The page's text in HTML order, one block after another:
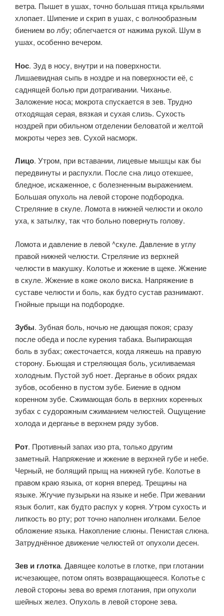
ветра. Пышет в ушах, точно большая пти­ца крыльями
хлопает. Шипение и скрип в ушах, с волнообразным
биением во лбу; облегчается от нажима рукой. Шум в
ушах, особен­но вечером.
Нос. Зуд в носу, внутри и на поверхности.
Лишаевидная сыпь в ноздре и на поверхности её, с
саднящей болью при дотрагивании. Чиханье.
Заложение носа; мокрота спускается в зев. Трудно
отходя­щая серая, вязкая и сухая слизь. Сухость
ноздрей при обильном от­делении беловатой и желтой
мокроты через зев. Сухой насморк.
Лицо. Утром, при вставании, лицевые мышцы как бы
передви­нуты и распухли. После сна лицо отекшее,
бледное, искаженное, с болезненным выражением.
Большая опухоль на левой стороне под­бородка.
Стреляние в скуле. Ломота в нижней челюсти и около
уха, к затылку, так что больно повернуть голову.
Ломота и давление в левой ^скуле. Давление в углу
правой нижней челюсти. Стреляние из верхней
челюсти в макушку. Колотье и жжение в щеке. Жжение
в скуле. Жжение в коже около виска. Напряжение в
суставе челюсти и боль, как будто сустав разнимают.
Гнойные прыщи на подбородке.
Зубы. Зубная боль, ночью не дающая покоя; сразу
после обеда и после курения табака. Выпирающая
боль в зубах; ожесточается, когда ляжешь на правую
сторону. Бьющая и стреляющая боль, уси­ливаемая
холодным. Пустой зуб ноет. Дерганье в обоих рядах
зубов, особенно в пустом зубе. Биение в одном
коренном зубе. Сжимаю­щая боль в верхних коренных
зубах с судорожным сжиманием че­люстей. Ощущение
холода и дерганье в верхнем ряду зубов.
Рот. Противный запах изо рта, только другим
заметный. На­пряжение и жжение в верхней губе и небе.
Черный, не болящий прыщ на нижней губе. Колотье в
правом краю языка, от корня впе­ред. Трещины на
языке. Жгучие пузырьки на языке и небе. При же­вании
язык болит, как будто распух у корня. Утром сухость и
лип­кость во рту; рот точно наполнен иголками. Белое
обложение языка. Накопление слюны. Пенистая слюна.
Затруднённое движение челюстей от опухоли десен.
Зев и глотка. Давящее колотье в глотке, при глотании
исче­зающее, потом опять возвращающееся. Колотье с
левой стороны зева во время глотания, при опухоли
шейных желез. Опухоль в ле­вой стороне зева.